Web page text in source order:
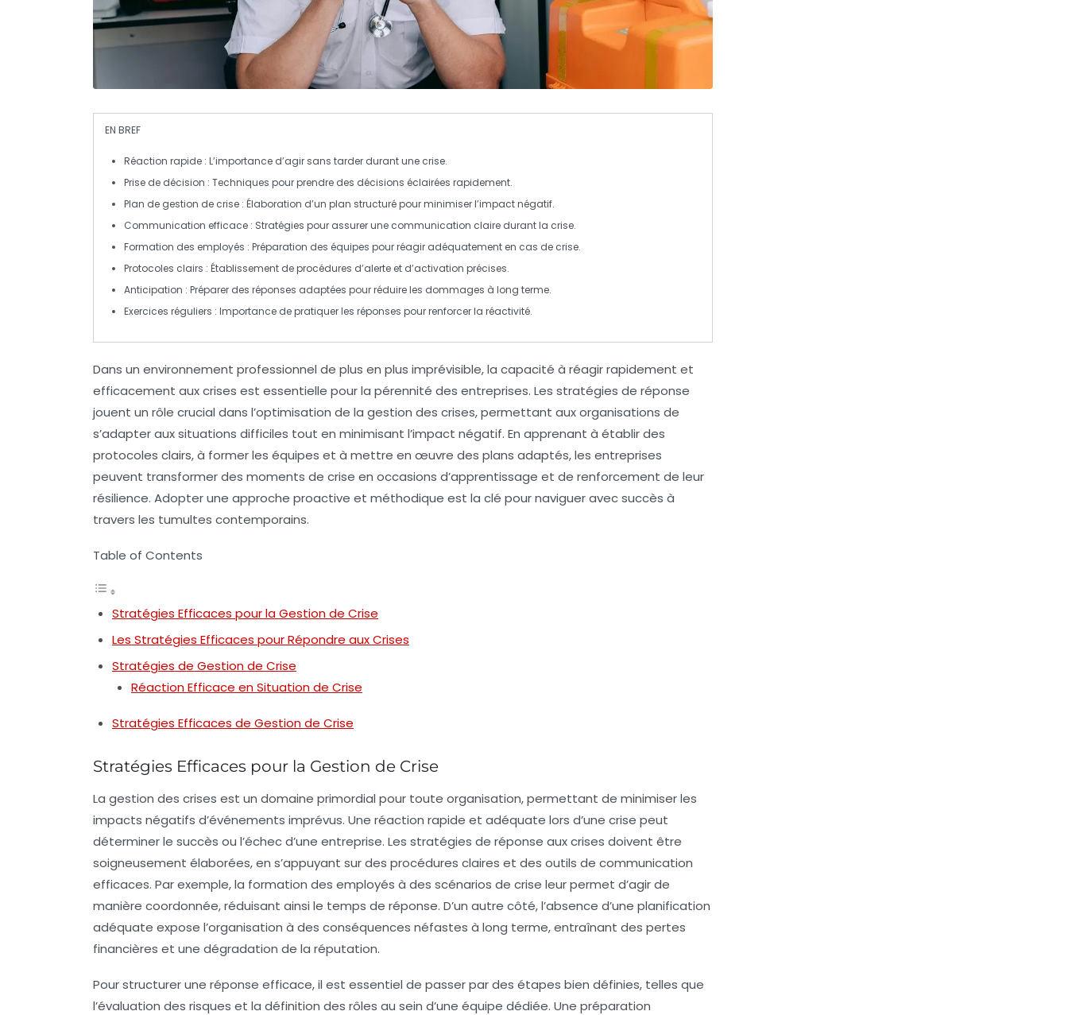
EN BREF
Réaction rapide : L’importance d’agir sans tarder durant une crise.
Prise de décision : Techniques pour prendre des décisions éclairées rapidement.
Plan de gestion de crise : Élaboration d’un plan structuré pour minimiser l’impact négatif.
Communication efficace : Stratégies pour assurer une communication claire durant la crise.
Formation des employés : Préparation des équipes pour réagir adéquatement en cas de crise.
Protocoles clairs : Établissement de procédures d’alerte et d’activation précises.
Anticipation : Préparer des réponses adaptées pour réduire les dommages à long terme.
Exercices réguliers : Importance de pratiquer les réponses pour renforcer la réactivité.
Dans un environnement professionnel de plus en plus imprévisible, la capacité à réagir rapidement et
efficacement aux crises est essentielle pour la pérennité des entreprises. Les stratégies de réponse
jouent un rôle crucial dans l’optimisation de la gestion des crises, permettant aux organisations de
s’adapter aux situations difficiles tout en minimisant l’impact négatif. En apprenant à établir des
protocoles clairs, à former les équipes et à mettre en œuvre des plans adaptés, les entreprises
peuvent transformer des moments de crise en occasions d’apprentissage et de renforcement de leur
résilience. Adopter une approche proactive et méthodique est la clé pour naviguer avec succès à
travers les tumultes contemporains.
Table of Contents
Stratégies Efficaces pour la Gestion de Crise
Les Stratégies Efficaces pour Répondre aux Crises
Stratégies de Gestion de Crise
Réaction Efficace en Situation de Crise
Stratégies Efficaces de Gestion de Crise
Stratégies Efficaces pour la Gestion de Crise
La gestion des crises est un domaine primordial pour toute organisation, permettant de minimiser les
impacts négatifs d’événements imprévus. Une réaction rapide et adéquate lors d’une crise peut
déterminer le succès ou l’échec d’une entreprise. Les stratégies de réponse aux crises doivent être
soigneusement élaborées, en s’appuyant sur des procédures claires et des outils de communication
efficaces. Par exemple, la formation des employés à des scénarios de crise leur permet d’agir de
manière coordonnée, réduisant ainsi le temps de réponse. D’un autre côté, l’absence d’une planification
adéquate expose l’organisation à des conséquences néfastes à long terme, entraînant des pertes
financières et une dégradation de la réputation.
Pour structurer une réponse efficace, il est essentiel de passer par des étapes bien définies, telles que
l’évaluation des risques et la définition des rôles au sein d’une équipe dédiée. Une préparation